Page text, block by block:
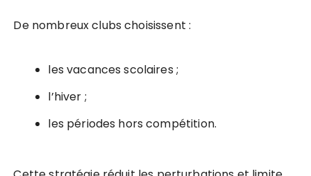
De nombreux clubs choisissent :
les vacances scolaires ;
l’hiver ;
les périodes hors compétition.